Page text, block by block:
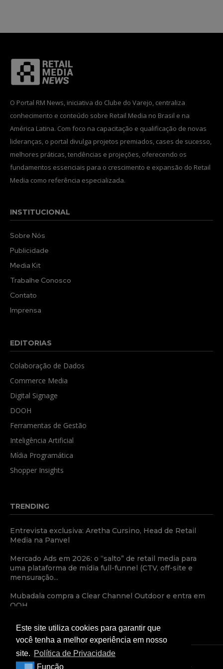
Li e aceito aPolítica de Privacidade
12,345
Fãs
5,678
Seguidores
12,345
Seguidores
O Portal RM News, iniciativa do Clube do Varejo, centraliza
conhecimento e conteúdo sobre Retail Media no Brasil e na
América Latina. Com foco na capacitação e qualificação de novas
lideranças, o portal divulga projetos premiados, cases de sucesso,
melhores práticas, tendências e projeções, oferecendo os
fundamentos essenciais para o crescimento e expansão do Retail
Media como referência especializada.
INSTITUCIONAL
Sobre Nós
Publicidade
Media Kit
Trabalhe Conosco
Contato
Imprensa
EDITORIAS
Colaboração de Dados
Commerce Media
Digital Signage
DOOH
Ferramentas de Gestão
Inteligência Artificial
Mídia Programática
Shopper Insights
TRENDING
Entrevista exclusiva: Aretha Cursino, Head de Retail
Media na Panvel
Mercado Ads em 2026: o “salto” de retail media para
uma plataforma de mídia full-funnel (CTV, off-site e
mensuração...
Mubadala compra a Clear Channel Outdoor e entra em
OOH
Este site utiliza cookies para garantir que
você tenha a melhor experiência em nosso
site. Política de Privacidade
Função